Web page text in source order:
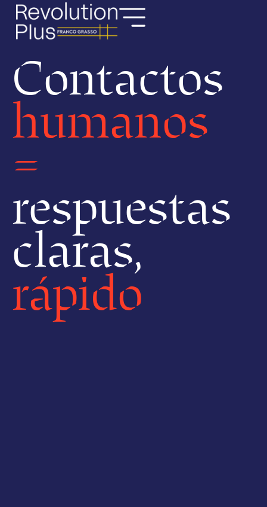
Contactos
humanos
=
respuestas
claras,
rápido